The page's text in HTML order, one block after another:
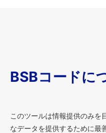
BSBコードに
このツールは情報提供のみを
なデータを提供するために最